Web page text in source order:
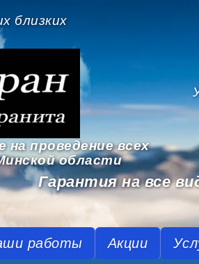
близких
проведение всех
области
Гарантия на все
работы Акции